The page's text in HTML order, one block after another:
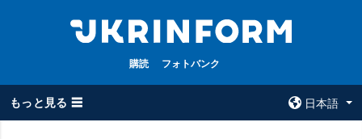
購読 フォトバンク
もっと見る ☰
日本語